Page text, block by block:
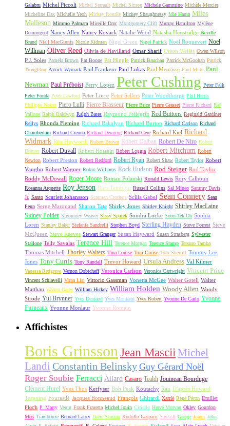
Galabru Michel Piccoli Michel Serrault Michel Simon Michele Gammino Michèle Mercier
Micheline Dax Michelle Yeoh Mickey Rourke Mickey Shaughnessy Mie Hama Miles
Malleson Mimmo Palmara Mireille Darc Montgomery Clift Murray Hamilton Mylène
Demongeot Nancy Allen Nancy Kovack Natalie Wood Natasha Henstridge Neville
Brand Niall MacGinnis Nicole Kidman Nigel Green Nigel Patrick Noël Roquevert Noel
Willman Oliver Reed Olivia de Havilland Omar Sharif Orson Welles Owen Wilson
P.J. Soles Pamela Brown Pat Boone Pat Hingle Patrick Bauchau Patrick McGoohan Patrick
Troughton Patrick Wymark Paul Frankeur Paul Lukas Paul Meurisse Paul Muni Paul
Newman Paul Préboist Perry Lopez Peter Cushing Peter Falk
Peter Fonda Peter Lawford Peter Lorre Peter Sellers Peter Woodthorpe Phil Harris
Philippe Noiret Piero Lulli Pierre Brasseur Pierre Brice Pierre Grasset Pierre Richard Raf
Vallone Ralph Baldwyn Ralph Bates Raymond Pellegrin Red Buttons Reginald Gardiner
Rellys Rhonda Fleming Richard Bakalyan Richard Burton Richard Carlson Richard
Chamberlain Richard Crenna Richard Denning Richard Gere Richard Kiel Richard
Widmark Rita Hayworth Robert Brown Robert Dalban Robert De Niro Robert
Donner Robert Duvall Robert Hossein Robert Loggia Robert Mitchum Robert
Newton Robert Preston Robert Redford Robert Ryan Robert Shaw Robert Taylor Robert
Vaughn Robert Wagner Robin Williams Rock Hudson Rod Steiger Rod Taylor
Roddy McDowall Roger Moore Roman Polanski Ronald Lewis Rory Calhoun
Rosanna Arquette Roy Jenson Russ Tamblyn Russell Collins Sal Mineo Sammy Davis
Jr. Santo Scarlett Johansson Scatman Crothers Scilla Gabel Sean Connery Sean
Penn Serge Marquand Sharon Tate Shirley Jones Shirley Knight Shirley MacLaine
Sidney Poitier Sigourney Weaver Sissy Spacek Sondra Locke Soon-Tek Oh Sophia
Loren Stanley Baker Stefania Sandrelli Stephen Boyd Sterling Hayden Steve Forrest Steve
McQueen Steve Reeves Stewart Granger Susan Hayward Susan Strasberg Sylvester
Stallone Telly Savalas Terence Hill Terence Morgan Terence Stamp Tetsuro Tamba
Thomas Mitchell Thorley Walters Tina Louise Tom Cruise Tom Skerritt Tommy Lee
Jones Tony Curtis Tony Randall Trevor Howard Ursula Andress Val Kilmer
Vanessa Redgrave Vernon Dobtcheff Veronica Carlson Veronica Cartwright Vincent Price
Vincent Schiavelli Virna Lisi Vittorio Gassman Vonetta McGee Walter Gotell Walter
Matthau Warren Oates William Hickey William Holden Woody Allen Woody
Strode Yul Brynner Yves Deniaud Yves Montand Yves Robert Yvonne De Carlo Yvonne
Furneaux Yvonne Monlaur Yvonne Romain
Affichistes
Boris Grinsson Jean Mascii Michel
Landi Constantin Belinsky Guy Gérard Noël
Roger Soubie Ferracci Allard Casaro Tealdi Jouineau Bourduge
Clément Hurel Yves Thos Kerfyser Bob Peak Koutachy Rau D'après Howard
Terpning Fourastié Jacques Bonneaud François Ghirardi Xarrié René Péron Druillet
Floc'h P. Marty Venin Frank Frazetta Michel Jouin Ciriello Hervé Morvan Okley Gourdon
Mos Trambouze Bernard Lancy Drew Struzan Rodolfo Gasparri Savkoff Googe Joann John